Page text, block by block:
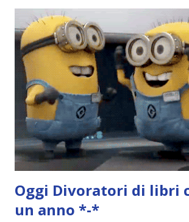
grande (Devil's Night 1#) Autrice :
Pagine: 448 Editore: Newton Compton
Pubblicazione: 10 Gennaio 2023
Trama: “Si chiama Michael Crist. È il
mio ragazzo ed è come quei film
coprendoti gli occhi. È bellissimo, forte, e
terrificante. Non mi vede neppure. Ma io
visto, l'ho sentito. Le cose che ha fatto, i
Oggi Divoratori di libri
un anno *-*